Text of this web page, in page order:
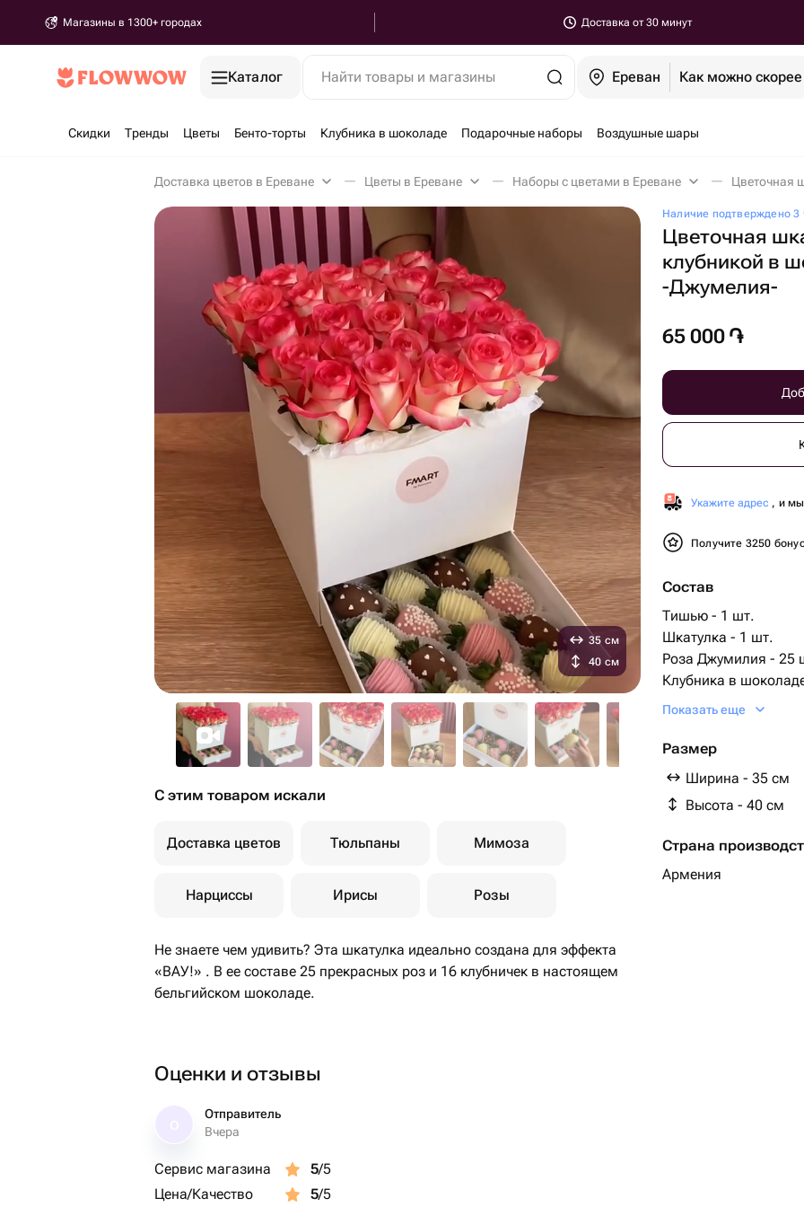
Магазины в 1300+ городах Доставка от 30 минут
Каталог Найти товары и магазины Ереван Как можно скорее
Скидки Тренды Цветы Бенто-торты Клубника в шоколаде Подарочные наборы Воздушные шары
Доставка цветов в Ереване Цветы в Ереване Наборы с цветами в Ереване
Наличие подтверждено 3
Цветочная
клубникой в
-Джумелия-
65 000 ֏
Укажите адрес , и мы
Получите 3250
Состав
Тишью - 1 шт.
Шкатулка - 1 шт.
Роза Джумилия - 25
Клубника в
биофлор - 1 шт.
Показать еще
Размер
Ширина - 35 см
Высота - 40 см
Страна
Армения
35 см
40 см
С этим товаром искали
Доставка цветов Тюльпаны Мимоза
Нарциссы Ирисы Розы
Не знаете чем удивить? Эта шкатулка идеально создана для эффекта
«ВАУ!» . В ее составе 25 прекрасных роз и 16 клубничек в настоящем
бельгийском шоколаде.
Оценки и отзывы
Отправитель
Вчера
Сервис магазина 5/5
Цена/Качество
5/5